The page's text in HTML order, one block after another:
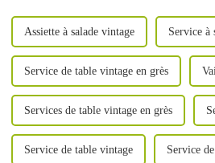
Assiette à salade vintage Service à
Service de table vintage en grès
Services de table vintage en grès
Service de table vintage Service